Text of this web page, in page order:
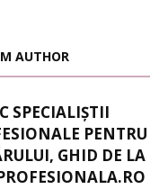
AUTHOR
SPECIALIȘTII
PENTRU
GHID DE LA